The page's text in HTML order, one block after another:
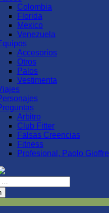
Colombia
Florida
Mexico
Venezuela
Accesorios
Otros
Palos
Vestimenta
Arbitro
Club Fitter
Falsas Creencias
Fitness
Profesional, Paolo Gioffre